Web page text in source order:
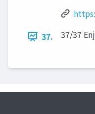
37.
37/37